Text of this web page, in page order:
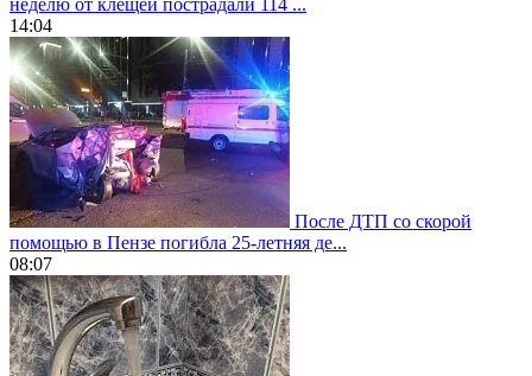
14:04
После ДТП со скорой
помощью в Пензе погибла 25-летняя де...
08:07